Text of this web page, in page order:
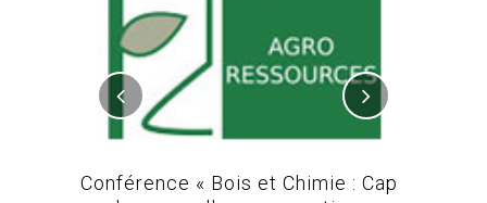
Conférence « Bois et Chimie : Cap